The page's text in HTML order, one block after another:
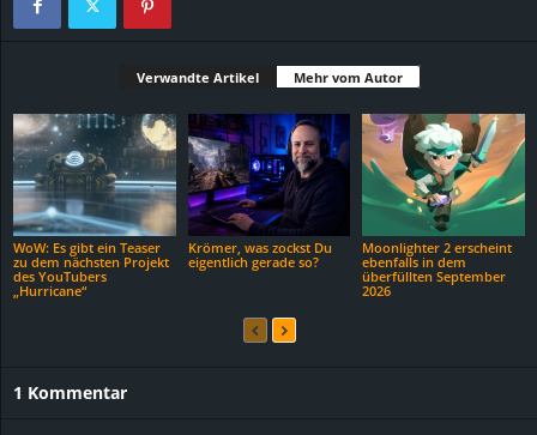
Verwandte Artikel Mehr vom Autor
WoW: Es gibt ein Teaser
zu dem nächsten Projekt
des YouTubers
„Hurricane“
Krömer, was zockst Du
eigentlich gerade so?
Moonlighter 2 erscheint
ebenfalls in dem
überfüllten September
2026
1 Kommentar